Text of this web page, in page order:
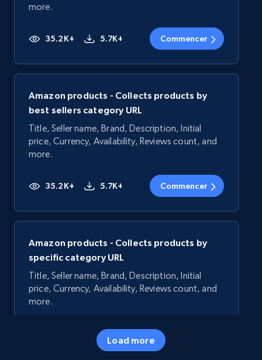
more.
35.2K+ 5.7K+ Commencer
Amazon products - Collects products by
best sellers category URL
Title, Seller name, Brand, Description, Initial
price, Currency, Availability, Reviews count, and
more.
35.2K+ 5.7K+ Commencer
Amazon products - Collects products by
specific category URL
Title, Seller name, Brand, Description, Initial
price, Currency, Availability, Reviews count, and
more.
5.7K+ Commencer
Load more